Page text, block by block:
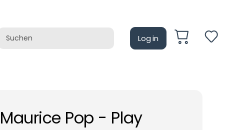
Log in
Pop - Play